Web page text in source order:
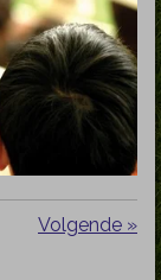
Volgende »